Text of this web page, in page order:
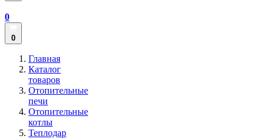
0
0
Главная
Каталог
товаров
Отопительные
печи
Отопительные
котлы
Теплодар